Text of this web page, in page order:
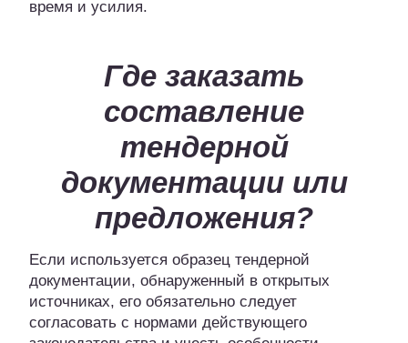
время и усилия.
Где заказать
составление
тендерной
документации или
предложения?
Если используется образец тендерной
документации, обнаруженный в открытых
источниках, его обязательно следует
согласовать с нормами действующего